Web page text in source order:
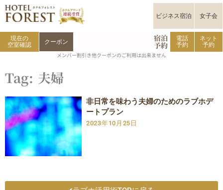
内
容
ビジネス宿泊 女子会
現在の
空室確認
クーポン 宿泊
予約
電話
予約
ネット
予約
メンバー割引き他クーポンのご利用は出来ません
Tag: 夫婦
非日常を味わう夫婦のためのラブホデ
ートプラン
2023年10月25日